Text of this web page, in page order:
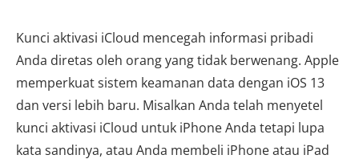
Kunci aktivasi iCloud mencegah informasi pribadi
Anda diretas oleh orang yang tidak berwenang. Apple
memperkuat sistem keamanan data dengan iOS 13
dan versi lebih baru. Misalkan Anda telah menyetel
kunci aktivasi iCloud untuk iPhone Anda tetapi lupa
kata sandinya, atau Anda membeli iPhone atau iPad